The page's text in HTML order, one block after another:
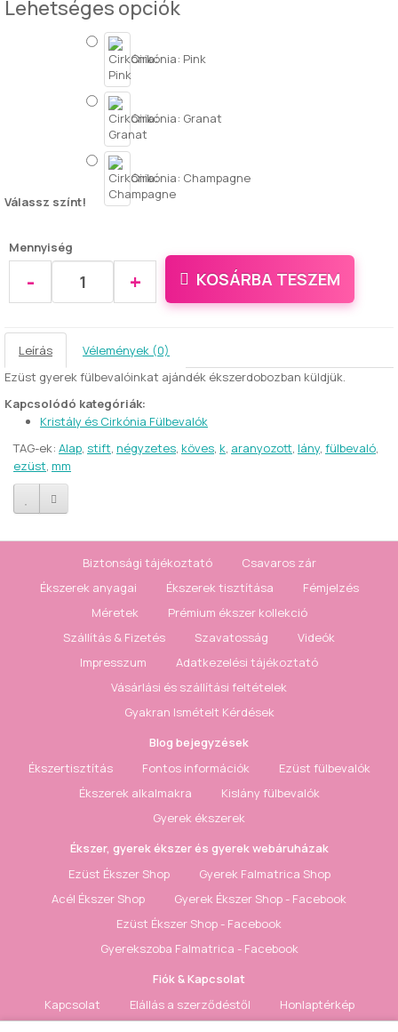
Lehetséges opciók
Válassz színt!
Cirkónia: Pink
Cirkónia: Granat
Cirkónia: Champagne
Mennyiség
- + KOSÁRBA TESZEM
Leírás
Vélemények (0)
Ezüst gyerek fülbevalóinkat ajándék ékszerdobozban küldjük.
Kapcsolódó kategóriák:
Kristály és Cirkónia Fülbevalók
TAG-ek: Alap, stift, négyzetes, köves, k, aranyozott, lány, fülbevaló,
ezüst, mm
Biztonsági tájékoztató
Csavaros zár
Ékszerek anyagai
Ékszerek tisztítása
Fémjelzés
Méretek
Prémium ékszer kollekció
Szállítás & Fizetés
Szavatosság
Videók
Impresszum
Adatkezelési tájékoztató
Vásárlási és szállítási feltételek
Gyakran Ismételt Kérdések
Blog bejegyzések
Ékszertisztítás
Fontos információk
Ezüst fülbevalók
Ékszerek alkalmakra
Kislány fülbevalók
Gyerek ékszerek
Ékszer, gyerek ékszer és gyerek webáruházak
Ezüst Ékszer Shop
Gyerek Falmatrica Shop
Acél Ékszer Shop
Gyerek Ékszer Shop - Facebook
Ezüst Ékszer Shop - Facebook
Gyerekszoba Falmatrica - Facebook
Fiók & Kapcsolat
Kapcsolat
Elállás a szerződéstől
Honlaptérkép